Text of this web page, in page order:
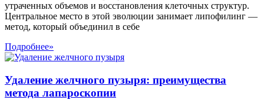
утраченных объемов и восстановления клеточных структур.
Центральное место в этой эволюции занимает липофилинг —
метод, который объединил в себе
Подробнее»
Удаление желчного пузыря: преимущества
метода лапароскопии